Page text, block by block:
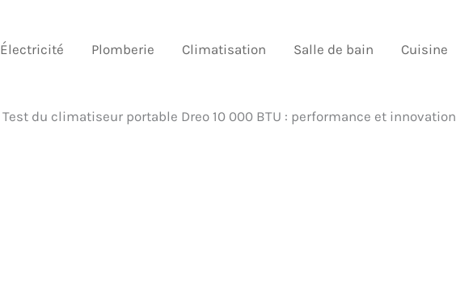
Électricité Plomberie Climatisation Salle de bain Cuisine
Test du climatiseur portable Dreo 10 000 BTU : performance et innovation